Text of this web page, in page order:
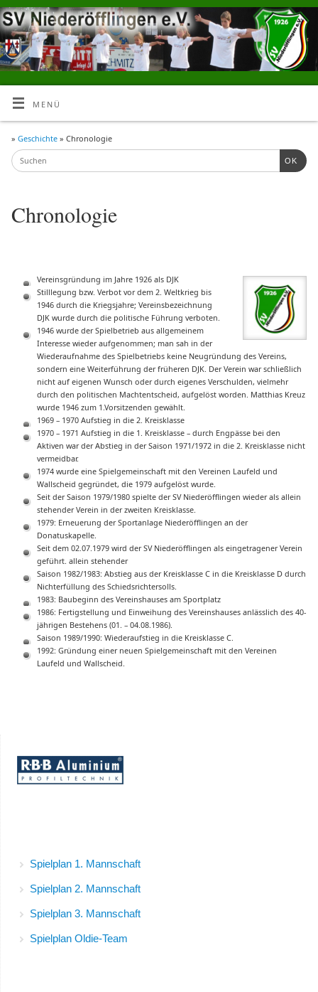
MENÜ
»Geschichte» Chronologie
OK
Chronologie
Vereinsgründung im Jahre 1926 als DJK
Stilllegung bzw. Verbot vor dem 2. Weltkrieg bis
1946 durch die Kriegsjahre; Vereinsbezeichnung
DJK wurde durch die politische Führung verboten.
1946 wurde der Spielbetrieb aus allgemeinem
Interesse wieder aufgenommen; man sah in der
Wiederaufnahme des Spielbetriebs keine Neugründung des Vereins,
sondern eine Weiterführung der früheren DJK. Der Verein war schließlich
nicht auf eigenen Wunsch oder durch eigenes Verschulden, vielmehr
durch den politischen Machtentscheid, aufgelöst worden. Matthias Kreuz
wurde 1946 zum 1.Vorsitzenden gewählt.
1969 – 1970 Aufstieg in die 2. Kreisklasse
1970 – 1971 Aufstieg in die 1. Kreisklasse – durch Engpässe bei den
Aktiven war der Abstieg in der Saison 1971/1972 in die 2. Kreisklasse nicht
vermeidbar.
1974 wurde eine Spielgemeinschaft mit den Vereinen Laufeld und
Wallscheid gegründet, die 1979 aufgelöst wurde.
Seit der Saison 1979/1980 spielte der SV Niederöfflingen wieder als allein
stehender Verein in der zweiten Kreisklasse.
1979: Erneuerung der Sportanlage Niederöfflingen an der
Donatuskapelle.
Seit dem 02.07.1979 wird der SV Niederöfflingen als eingetragener Verein
geführt. allein stehender
Saison 1982/1983: Abstieg aus der Kreisklasse C in die Kreisklasse D durch
Nichterfüllung des Schiedsrichtersolls.
1983: Baubeginn des Vereinshauses am Sportplatz
1986: Fertigstellung und Einweihung des Vereinshauses anlässlich des 40-
jährigen Bestehens (01. – 04.08.1986).
Saison 1989/1990: Wiederaufstieg in die Kreisklasse C.
1992: Gründung einer neuen Spielgemeinschaft mit den Vereinen
Laufeld und Wallscheid.
Spielplan 1. Mannschaft
Spielplan 2. Mannschaft
Spielplan 3. Mannschaft
Spielplan Oldie-Team